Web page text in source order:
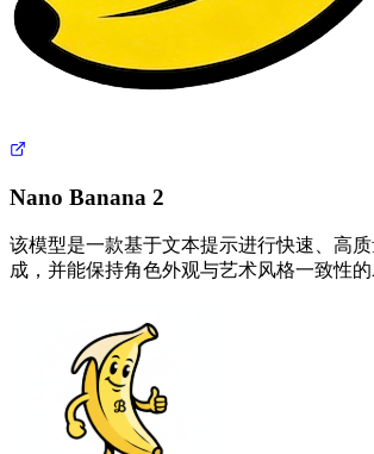
Nano Banana 2
该模型是一款基于文本提示进行快速、高
成，并能保持角色外观与艺术风格一致性的